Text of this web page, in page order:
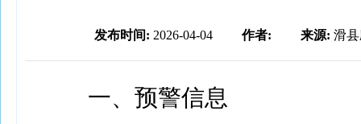
发布时间: 2026-04-04 作者: 来源: 滑
一、预警信息